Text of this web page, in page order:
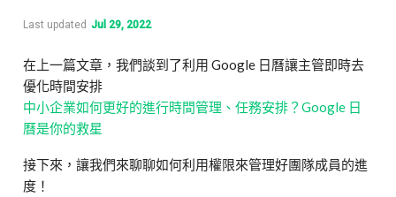
Last updated Jul 29, 2022
在上一篇文章，我們談到了利用 Google 日曆讓主管即時去
優化時間安排
中小企業如何更好的進行時間管理、任務安排？Google 日
曆是你的救星
接下來，讓我們來聊聊如何利用權限來管理好團隊成員的進
度！